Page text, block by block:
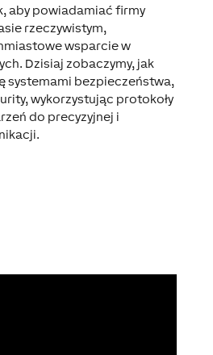
aby powiadamiać firmy
rzeczywistym,
wsparcie w
Dzisiaj zobaczymy, jak
systemami bezpieczeństwa,
wykorzystując protokoły
do precyzyjnej i